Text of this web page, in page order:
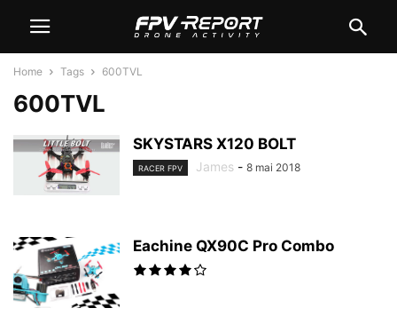
Home Tags 600TVL
600TVL
SKYSTARS X120 BOLT
RACER FPV James - 8 mai 2018
Eachine QX90C Pro Combo